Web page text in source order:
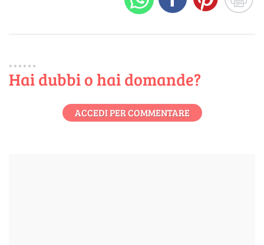
Hai dubbi o hai domande?
ACCEDI PER COMMENTARE